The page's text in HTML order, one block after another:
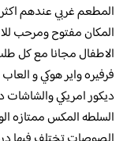
المكان مفتوح ومرحب
الاطفال مجانا مع كل
فرفيره واير هوكي و
ديكور امريكي
السلطه المكس ممتازه